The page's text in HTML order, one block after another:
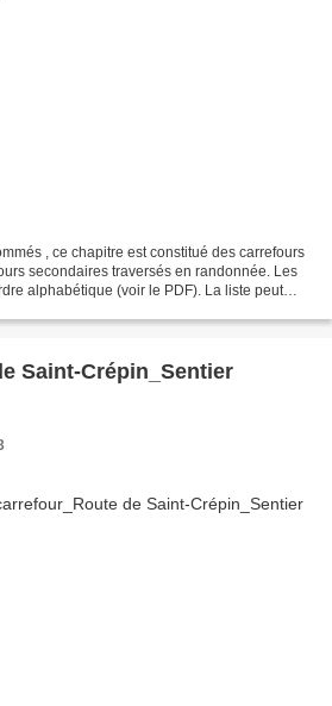
, ce chapitre est constitué des carrefours
secondaires traversés en randonnée. Les
alphabétique (voir le PDF). La liste peut
Saint-Crépin_Sentier